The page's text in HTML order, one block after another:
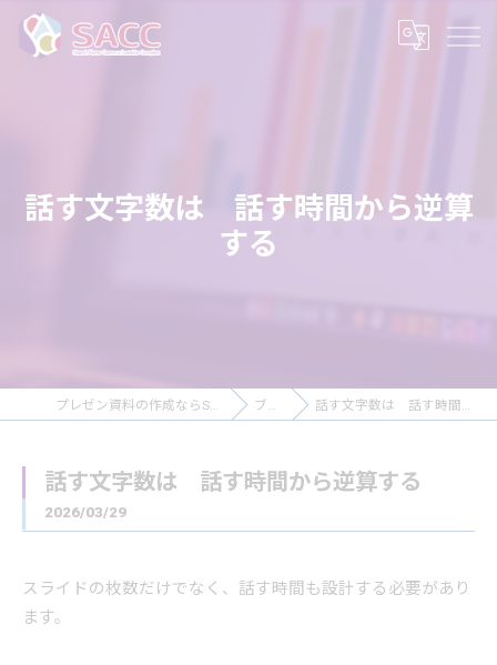
話す文字数は 話す時間から逆算
する
プレゼン資料の作成ならSACC株式会社 ブログ 話す文字数は 話す時間から逆算する
話す文字数は 話す時間から逆算する
2026/03/29
スライドの枚数だけでなく、話す時間も設計する必要があり
ます。